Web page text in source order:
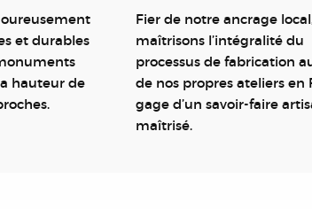
et durables
hauteur de
Fier de notre ancrage
maîtrisons l’intégralité du
processus de fabrication
de nos propres ateliers en
gage d’un savoir-faire
maîtrisé.